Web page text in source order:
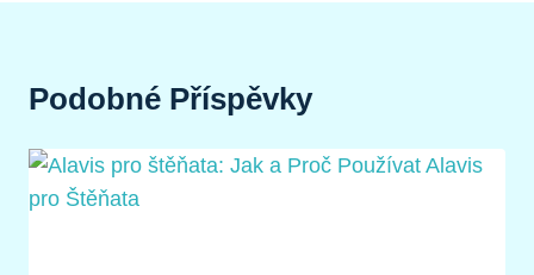
Podobné Příspěvky